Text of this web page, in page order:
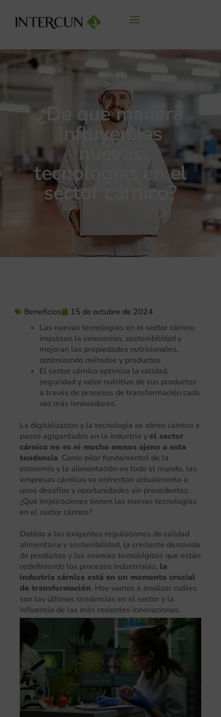
¿De qué manera
influyen las
nuevas
tecnologías en el
sector cárnico?
Beneficios
15 de octubre de 2024
Las nuevas tecnologías en el sector cárnico
impulsan la innovación, sostenibilidad y
mejoran las propiedades nutricionales,
optimizando métodos y productos.
El sector cárnico optimiza la calidad,
seguridad y valor nutritivo de sus productos
a través de procesos de transformación cada
vez más innovadores.
La digitalización y la tecnología se abren camino a
pasos agigantados en la industria y el sector
cárnico no es ni mucho menos ajeno a esta
tendencia. Como pilar fundamental de la
economía y la alimentación en todo el mundo, las
empresas cárnicas se enfrentan actualmente a
unos desafíos y oportunidades sin precedentes.
¿Qué implicaciones tienen las nuevas tecnologías
en el sector cárnico?
Debido a las exigentes regulaciones de calidad
alimentaria y sostenibilidad, la creciente demanda
de productos y los avances tecnológicos que están
redefiniendo los procesos industriales, la
industria cárnica está en un momento crucial
de transformación. Hoy vamos a analizar cuáles
son las últimas tendencias en el sector y la
influencia de las más recientes innovaciones.